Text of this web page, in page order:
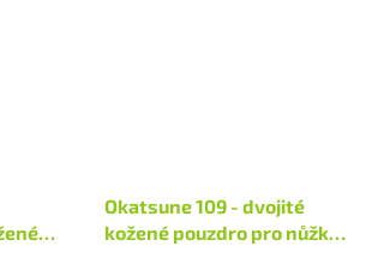
Okatsune 109 - dvojité
kožené pouzdro pro nůžky